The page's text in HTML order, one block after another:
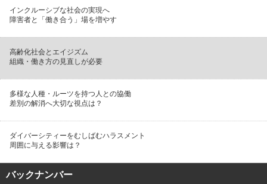
インクルーシブな社会の実現へ
障害者と「働き合う」場を増やす
高齢化社会とエイジズム
組織・働き方の見直しが必要
多様な人種・ルーツを持つ人との協働
差別の解消へ大切な視点は？
ダイバーシティーをむしばむハラスメント
周囲に与える影響は？
バックナンバー